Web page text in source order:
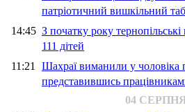
патріотичний вишкільний
14:45 З початку року
111 дітей
11:21 Шахраї виманили у чоловіка
представившись
04